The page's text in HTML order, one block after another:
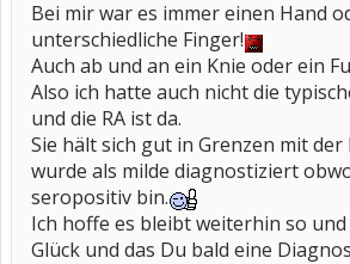
Bei mir war es immer einen Hand
unterschiedliche Finger!
Auch ab und an ein Knie oder ein
Also ich hatte auch nicht die
und die RA ist da.
Sie hält sich gut in Grenzen mit
wurde als milde diagnostiziert
seropositiv bin.
Ich hoffe es bleibt weiterhin so
Glück und das Du bald eine